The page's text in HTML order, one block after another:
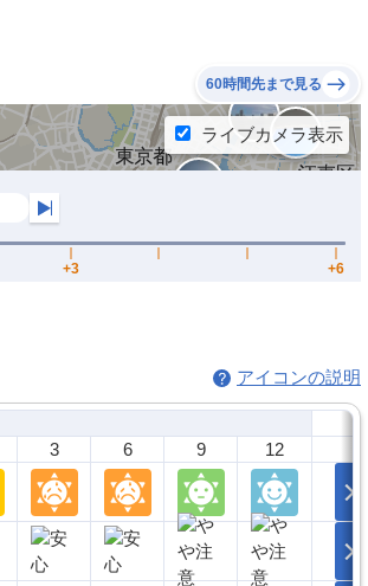
60時間先まで見る
アイコンの説明
3 6 9 12